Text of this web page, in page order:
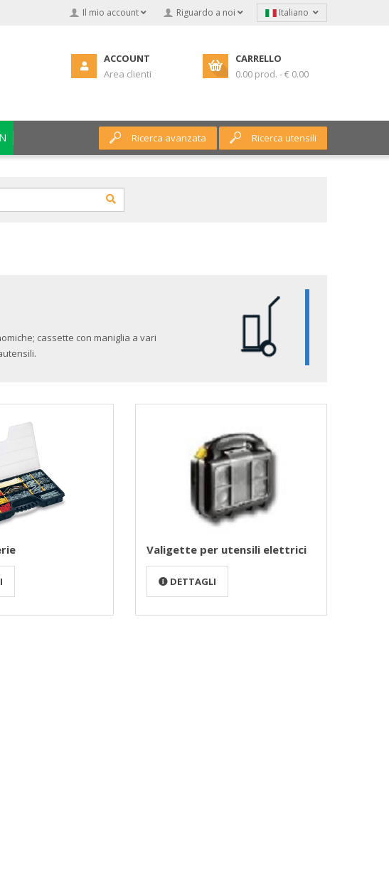
Il mio account Riguardo a noi Italiano
ACCOUNT
Area clienti
CARRELLO
0.00 prod. - € 0.00
Ricerca avanzata Ricerca utensili
cassette con maniglia a vari
Valigette per utensili elettrici
DETTAGLI